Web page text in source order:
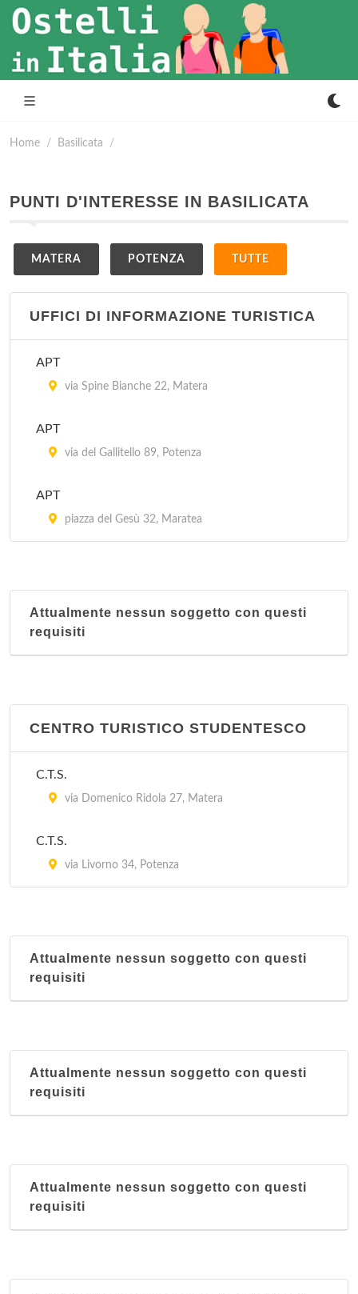
Home Basilicata
PUNTI D'INTERESSE IN BASILICATA
MATERA POTENZA TUTTE
UFFICI DI INFORMAZIONE TURISTICA
APT
via Spine Bianche 22, Matera
APT
via del Gallitello 89, Potenza
APT
piazza del Gesù 32, Maratea
Attualmente nessun soggetto con questi
requisiti
CENTRO TURISTICO STUDENTESCO
C.T.S.
via Domenico Ridola 27, Matera
C.T.S.
via Livorno 34, Potenza
Attualmente nessun soggetto con questi
requisiti
Attualmente nessun soggetto con questi
requisiti
Attualmente nessun soggetto con questi
requisiti